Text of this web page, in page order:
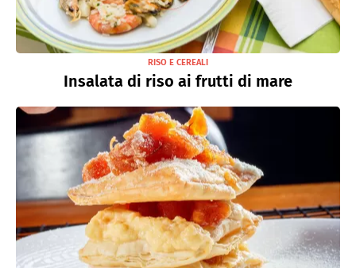
RISO E CEREALI
Insalata di riso ai frutti di mare